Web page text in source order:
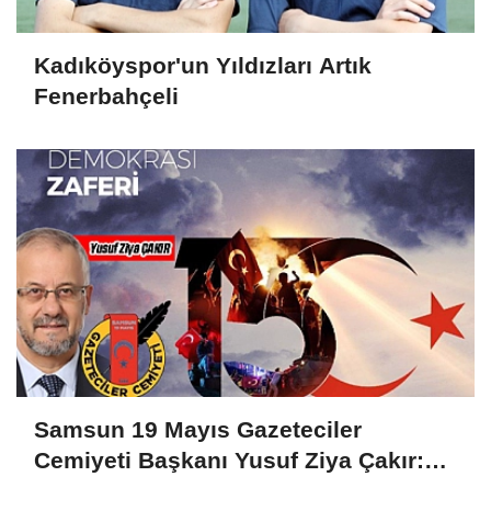
Kadıköyspor'un Yıldızları Artık
Fenerbahçeli
Samsun 19 Mayıs Gazeteciler
Cemiyeti Başkanı Yusuf Ziya Çakır: